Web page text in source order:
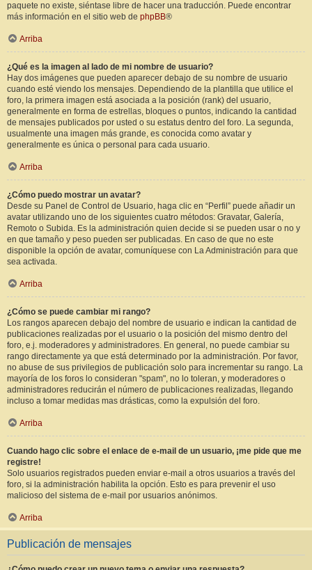
paquete no existe, siéntase libre de hacer una traducción. Puede encontrar
más información en el sitio web de phpBB®
Arriba
¿Qué es la imagen al lado de mi nombre de usuario?
Hay dos imágenes que pueden aparecer debajo de su nombre de usuario
cuando esté viendo los mensajes. Dependiendo de la plantilla que utilice el
foro, la primera imagen está asociada a la posición (rank) del usuario,
generalmente en forma de estrellas, bloques o puntos, indicando la cantidad
de mensajes publicados por usted o su estatus dentro del foro. La segunda,
usualmente una imagen más grande, es conocida como avatar y
generalmente es única o personal para cada usuario.
Arriba
¿Cómo puedo mostrar un avatar?
Desde su Panel de Control de Usuario, haga clic en “Perfil” puede añadir un
avatar utilizando uno de los siguientes cuatro métodos: Gravatar, Galería,
Remoto o Subida. Es la administración quien decide si se pueden usar o no y
en que tamaño y peso pueden ser publicadas. En caso de que no este
disponible la opción de avatar, comuníquese con La Administración para que
sea activada.
Arriba
¿Cómo se puede cambiar mi rango?
Los rangos aparecen debajo del nombre de usuario e indican la cantidad de
publicaciones realizadas por el usuario o la posición del mismo dentro del
foro, e.j. moderadores y administradores. En general, no puede cambiar su
rango directamente ya que está determinado por la administración. Por favor,
no abuse de sus privilegios de publicación solo para incrementar su rango. La
mayoría de los foros lo consideran "spam", no lo toleran, y moderadores o
administradores reducirán el número de publicaciones realizadas, llegando
incluso a tomar medidas mas drásticas, como la expulsión del foro.
Arriba
Cuando hago clic sobre el enlace de e-mail de un usuario, ¡me pide que me
registre!
Solo usuarios registrados pueden enviar e-mail a otros usuarios a través del
foro, si la administración habilita la opción. Esto es para prevenir el uso
malicioso del sistema de e-mail por usuarios anónimos.
Arriba
Publicación de mensajes